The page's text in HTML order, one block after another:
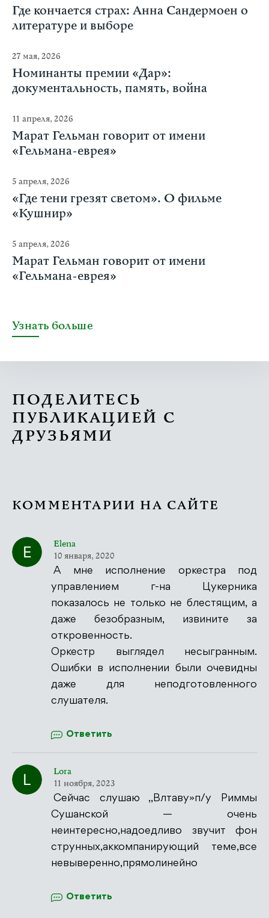
Где кончается страх: Анна Сандермоен о
литературе и выборе
27 мая, 2026
Номинанты премии «Дар»:
документальность, память, война
11 апреля, 2026
Марат Гельман говорит от имени
«Гельмана-еврея»
5 апреля, 2026
«Где тени грезят светом». О фильме
«Кушнир»
5 апреля, 2026
Марат Гельман говорит от имени
«Гельмана-еврея»
Узнать больше
ПОДЕЛИТЕСЬ
ПУБЛИКАЦИЕЙ С
ДРУЗЬЯМИ
КОММЕНТАРИИ НА САЙТЕ
Elena
10 января, 2020
А мне исполнение оркестра под
управлением г-на Цукерника
показалось не только не блестящим, а
даже безобразным, извините за
откровенность.
Оркестр выглядел несыгранным.
Ошибки в исполнении были очевидны
даже для неподготовленного
слушателя.
Ответить
Lora
11 ноября, 2023
Сейчас слушаю ,,Влтаву»п/у Риммы
Сушанской — очень
неинтересно,надоедливо звучит фон
струнных,аккомпанирующий теме,все
невыверенно,прямолинейно
Ответить